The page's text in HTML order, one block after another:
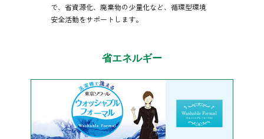
で、省資源化、廃棄物の少量化など、循環型環境
安全活動をサポートします。
省エネルギー